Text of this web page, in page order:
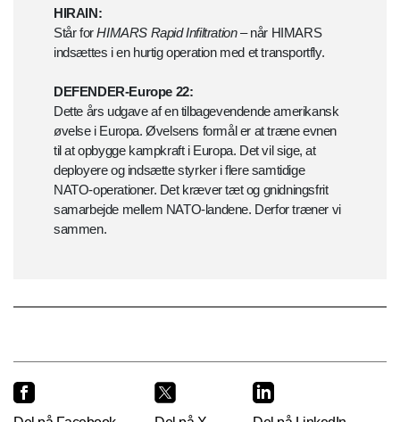
HIRAIN:
Står forHIMARS Rapid Infiltration– når HIMARS
indsættes i en hurtig operation med et transportfly.
DEFENDER-Europe 22:
Dette års udgave af en tilbagevendende amerikansk
øvelse i Europa. Øvelsens formål er at træne evnen
til at opbygge kampkraft i Europa. Det vil sige, at
deployere og indsætte styrker i flere samtidige
NATO-operationer. Det kræver tæt og gnidningsfrit
samarbejde mellem NATO-landene. Derfor træner vi
sammen.